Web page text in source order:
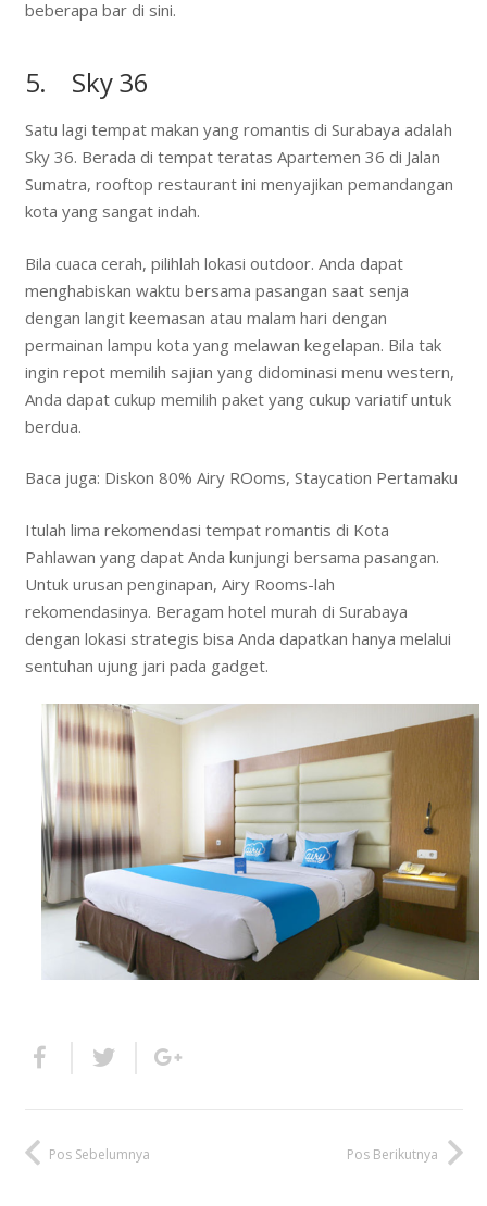
beberapa bar di sini.
5. Sky 36
Satu lagi tempat makan yang romantis di Surabaya adalah
Sky 36. Berada di tempat teratas Apartemen 36 di Jalan
Sumatra, rooftop restaurant ini menyajikan pemandangan
kota yang sangat indah.
Bila cuaca cerah, pilihlah lokasi outdoor. Anda dapat
menghabiskan waktu bersama pasangan saat senja
dengan langit keemasan atau malam hari dengan
permainan lampu kota yang melawan kegelapan. Bila tak
ingin repot memilih sajian yang didominasi menu western,
Anda dapat cukup memilih paket yang cukup variatif untuk
berdua.
Baca juga: Diskon 80% Airy ROoms, Staycation Pertamaku
Itulah lima rekomendasi tempat romantis di Kota
Pahlawan yang dapat Anda kunjungi bersama pasangan.
Untuk urusan penginapan, Airy Rooms-lah
rekomendasinya. Beragam hotel murah di Surabaya
dengan lokasi strategis bisa Anda dapatkan hanya melalui
sentuhan ujung jari pada gadget.
Pos Sebelumnya Pos Berikutnya